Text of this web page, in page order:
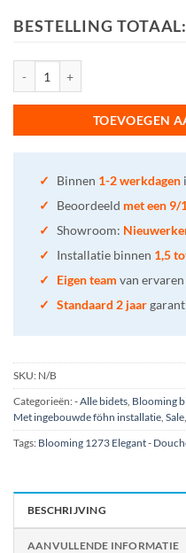
BESTELLING TOTAAL:
TOEVOEGEN
✓ Binnen 1-2 werkdagen
✓
Beoordeeld met een 9/
✓ Showroom:
✓
Installatie binnen 1,5
✓
Eigen team van
✓ Standaard 2 jaar
SKU: N/B
Categorieën:- Alle bidets Blooming
Met ingebouwde föhn installatie Sale
Tags: Blooming 1273 Elegant -
BESCHRIJVING
AANVULLENDE INFORMATIE